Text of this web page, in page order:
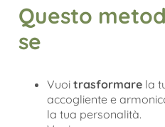
Questo
se
Vuoi trasformare la
accogliente e
la tua personalità.